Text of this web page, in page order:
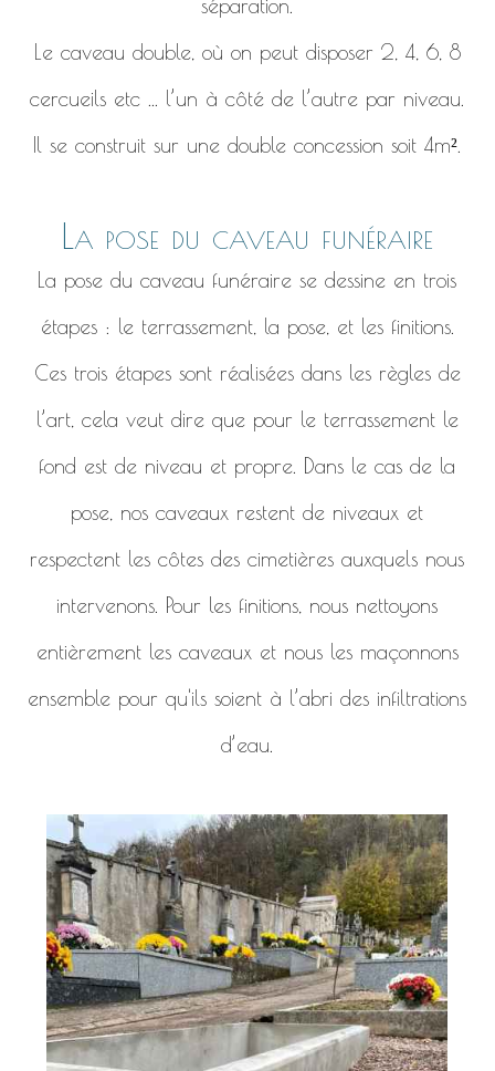
séparation.
Le caveau double, où on peut disposer 2, 4, 6, 8
cercueils etc ... l’un à côté de l’autre par niveau.
Il se construit sur une double concession soit 4m².
La pose du caveau funéraire
La pose du caveau funéraire se dessine en trois
étapes : le terrassement, la pose, et les finitions.
Ces trois étapes sont réalisées dans les règles de
l’art, cela veut dire que pour le terrassement le
fond est de niveau et propre. Dans le cas de la
pose, nos caveaux restent de niveaux et
respectent les côtes des cimetières auxquels nous
intervenons. Pour les finitions, nous nettoyons
entièrement les caveaux et nous les maçonnons
ensemble pour qu'ils soient à l’abri des infiltrations
d’eau.